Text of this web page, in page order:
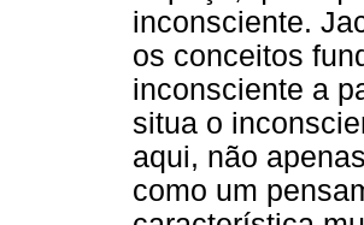
inconsciente.
os conceitos
inconsciente a
situa o
aqui, não
como um